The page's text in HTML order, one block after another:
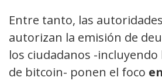
Entre tanto, las
autorizan la emisión de
los ciudadanos -
de bitcoin- ponen el foco